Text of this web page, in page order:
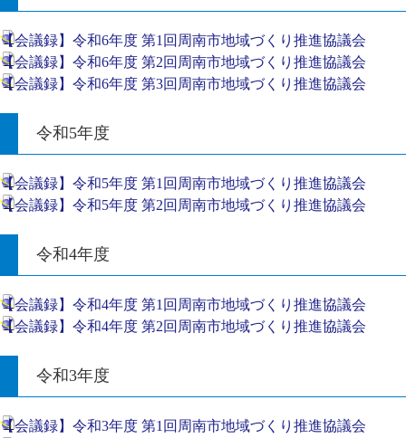
【会議録】令和6年度 第1回周南市地域づくり推進協議会
【会議録】令和6年度 第2回周南市地域づくり推進協議会
【会議録】令和6年度 第3回周南市地域づくり推進協議会
令和5年度
【会議録】令和5年度 第1回周南市地域づくり推進協議会
【会議録】令和5年度 第2回周南市地域づくり推進協議会
令和4年度
【会議録】令和4年度 第1回周南市地域づくり推進協議会
【会議録】令和4年度 第2回周南市地域づくり推進協議会
令和3年度
【会議録】令和3年度 第1回周南市地域づくり推進協議会